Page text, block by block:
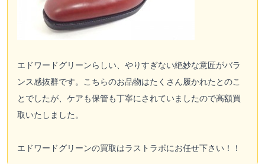
エドワードグリーンらしい、やりすぎない絶妙な意匠がバラ
ンス感抜群です。こちらのお品物はたくさん履かれたとのこ
とでしたが、ケアも保管も丁寧にされていましたので高額買
取いたしました。
エドワードグリーンの買取はラストラボにお任せ下さい！！